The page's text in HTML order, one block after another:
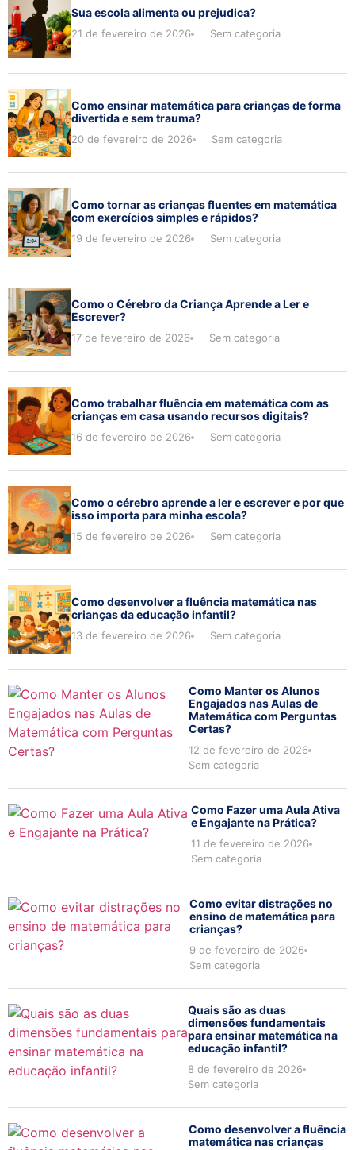
Sua escola alimenta ou prejudica?
21 de fevereiro de 2026 Sem categoria
Como ensinar matemática para crianças de forma
divertida e sem trauma?
20 de fevereiro de 2026 Sem categoria
Como tornar as crianças fluentes em matemática
com exercícios simples e rápidos?
19 de fevereiro de 2026 Sem categoria
Como o Cérebro da Criança Aprende a Ler e
Escrever?
17 de fevereiro de 2026 Sem categoria
Como trabalhar fluência em matemática com as
crianças em casa usando recursos digitais?
16 de fevereiro de 2026 Sem categoria
Como o cérebro aprende a ler e escrever e por que
isso importa para minha escola?
15 de fevereiro de 2026 Sem categoria
Como desenvolver a fluência matemática nas
crianças da educação infantil?
13 de fevereiro de 2026 Sem categoria
Como Manter os Alunos
Engajados nas Aulas de
Matemática com Perguntas
Certas?
12 de fevereiro de 2026
Sem categoria
Como Fazer uma Aula Ativa
e Engajante na Prática?
11 de fevereiro de 2026
Sem categoria
Como evitar distrações no
ensino de matemática para
crianças?
9 de fevereiro de 2026
Sem categoria
Quais são as duas
dimensões fundamentais
para ensinar matemática na
educação infantil?
8 de fevereiro de 2026
Sem categoria
Como desenvolver a fluência
matemática nas crianças